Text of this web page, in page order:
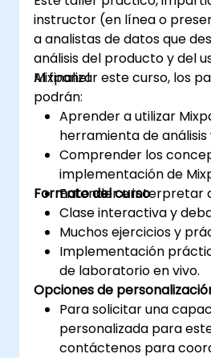
instructor (en línea o
a analistas de datos que
análisis del producto y del
Mixpanel.
Al finalizar este curso, los
podrán:
Aprender a utilizar
herramienta de análisis
Comprender los
implementación de
Entender e interpretar
Formato del curso
Clase interactiva y
Muchos ejercicios y
Implementación
de laboratorio en vivo.
Opciones de
Para solicitar una
personalizada para
contáctenos para